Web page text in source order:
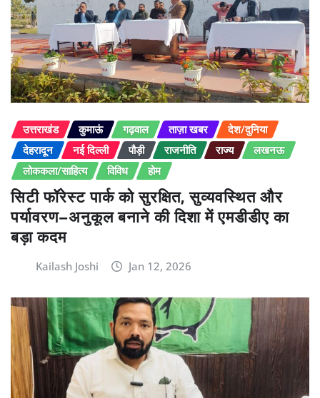
उत्तराखंड कुमाऊं गढ़वाल ताज़ा खबर
देश/दुनिया
देहरादून
नई दिल्ली पौड़ी राजनीति राज्य
लखनऊ
लोककला/साहित्य
विविध होम
सिटी फॉरेस्ट पार्क को सुरक्षित, सुव्यवस्थित और
पर्यावरण–अनुकूल बनाने की दिशा में एमडीडीए का
बड़ा कदम
Kailash Joshi Jan 12, 2026